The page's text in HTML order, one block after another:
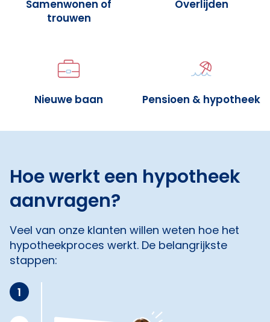
Samenwonen of
trouwen
Overlijden
Nieuwe baan Pensioen & hypotheek
Hoe werkt een hypotheek
aanvragen?
Veel van onze klanten willen weten hoe het
hypotheekproces werkt. De belangrijkste
stappen:
1